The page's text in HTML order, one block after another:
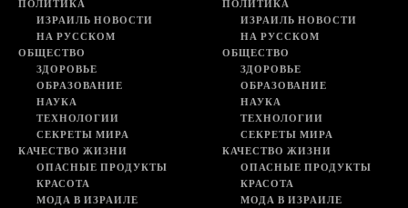
ПОЛИТИКА
ИЗРАИЛЬ НОВОСТИ
НА РУССКОМ
ОБЩЕСТВО
ЗДОРОВЬЕ
ОБРАЗОВАНИЕ
НАУКА
ТЕХНОЛОГИИ
СЕКРЕТЫ МИРА
КАЧЕСТВО ЖИЗНИ
ОПАСНЫЕ ПРОДУКТЫ
КРАСОТА
МОДА В ИЗРАИЛЕ
ПОЛИТИКА
ИЗРАИЛЬ НОВОСТИ
НА РУССКОМ
ОБЩЕСТВО
ЗДОРОВЬЕ
ОБРАЗОВАНИЕ
НАУКА
ТЕХНОЛОГИИ
СЕКРЕТЫ МИРА
КАЧЕСТВО ЖИЗНИ
ОПАСНЫЕ ПРОДУКТЫ
КРАСОТА
МОДА В ИЗРАИЛЕ